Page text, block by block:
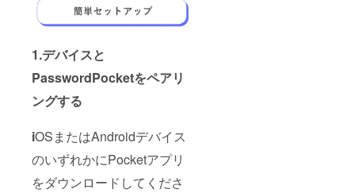
1.デバイスと
PasswordPocketをペアリ
ングする
iOSまたはAndroidデバイス
のいずれかにPocketアプリ
をダウンロードしてくださ